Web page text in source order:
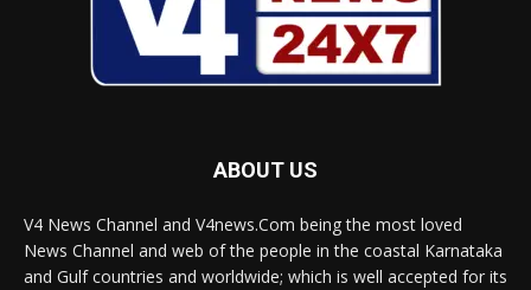
ABOUT US
V4 News Channel and V4news.Com being the most loved
News Channel and web of the people in the coastal Karnataka
and Gulf countries and worldwide; which is well accepted for its